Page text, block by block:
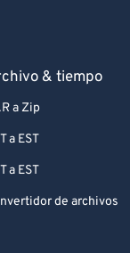
& tiempo
a Zip
a EST
a EST
de archivos